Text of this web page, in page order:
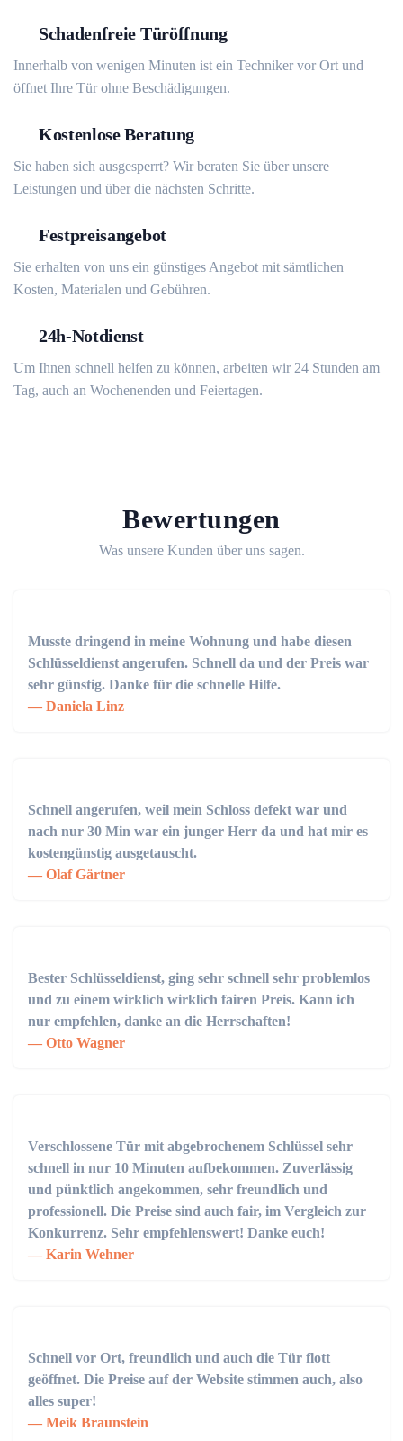
Schadenfreie Türöffnung
Innerhalb von wenigen Minuten ist ein Techniker vor Ort und
öffnet Ihre Tür ohne Beschädigungen.
Kostenlose Beratung
Sie haben sich ausgesperrt? Wir beraten Sie über unsere
Leistungen und über die nächsten Schritte.
Festpreisangebot
Sie erhalten von uns ein günstiges Angebot mit sämtlichen
Kosten, Materialen und Gebühren.
24h-Notdienst
Um Ihnen schnell helfen zu können, arbeiten wir 24 Stunden am
Tag, auch an Wochenenden und Feiertagen.
Bewertungen
Was unsere Kunden über uns sagen.
Musste dringend in meine Wohnung und habe diesen
Schlüsseldienst angerufen. Schnell da und der Preis war
sehr günstig. Danke für die schnelle Hilfe.
Daniela Linz
Schnell angerufen, weil mein Schloss defekt war und
nach nur 30 Min war ein junger Herr da und hat mir es
kostengünstig ausgetauscht.
Olaf Gärtner
Bester Schlüsseldienst, ging sehr schnell sehr problemlos
und zu einem wirklich wirklich fairen Preis. Kann ich
nur empfehlen, danke an die Herrschaften!
Otto Wagner
Verschlossene Tür mit abgebrochenem Schlüssel sehr
schnell in nur 10 Minuten aufbekommen. Zuverlässig
und pünktlich angekommen, sehr freundlich und
professionell. Die Preise sind auch fair, im Vergleich zur
Konkurrenz. Sehr empfehlenswert! Danke euch!
Karin Wehner
Schnell vor Ort, freundlich und auch die Tür flott
geöffnet. Die Preise auf der Website stimmen auch, also
alles super!
Meik Braunstein